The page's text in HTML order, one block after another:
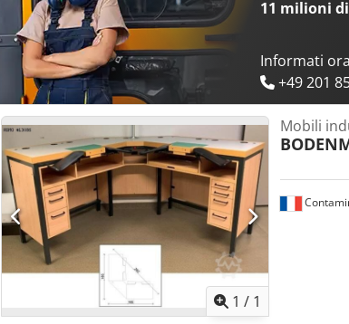
11 milioni
Informati ora
+49 201
1 / 1
Mobili